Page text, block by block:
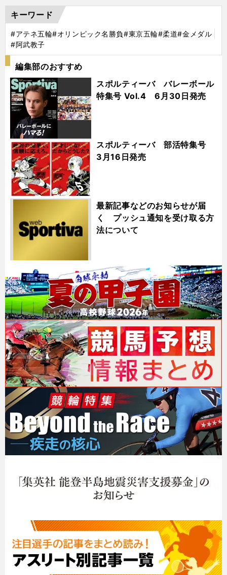
キーワード
#アテネ五輪#オリンピック名勝負#東京五輪#柔道#金メダル
#阿武教子
編集部のおすすめ
スポルティーバ バレーボール
特集号 Vol.4 6月30日発売
スポルティーバ 部活特集号
3月16日発売
最新記事などのお知らせが届
く プッシュ通知を受け取る方
法について